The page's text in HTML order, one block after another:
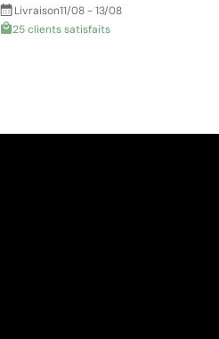
Livraison11/08 - 13/08
25 clients satisfaits